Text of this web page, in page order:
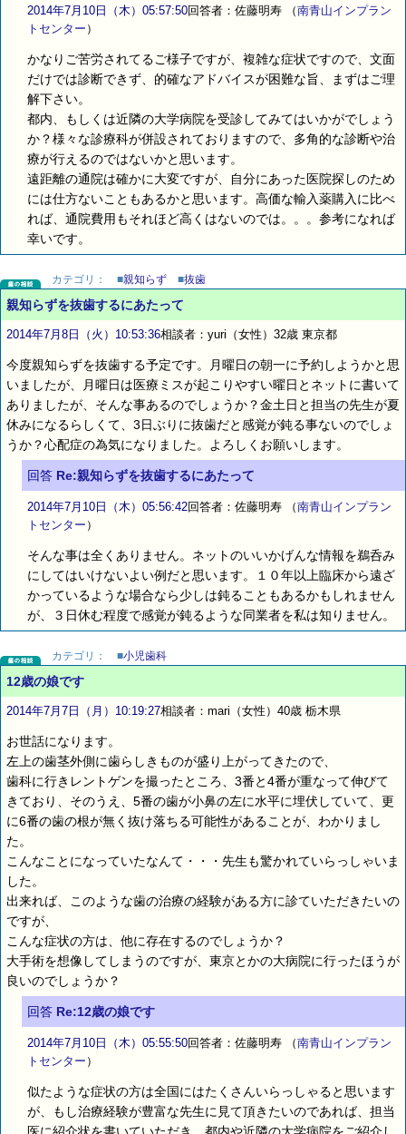
2014年7月10日（木）05:57:50回答者：佐藤明寿 （南青山インプラン
トセンター ）
かなりご苦労されてるご様子ですが、複雑な症状ですので、文面
だけでは診断できず、的確なアドバイスが困難な旨、まずはご理
解下さい。
都内、もしくは近隣の大学病院を受診してみてはいかがでしょう
か？様々な診療科が併設されておりますので、多角的な診断や治
療が行えるのではないかと思います。
遠距離の通院は確かに大変ですが、自分にあった医院探しのため
には仕方ないこともあるかと思います。高価な輸入薬購入に比べ
れば、通院費用もそれほど高くはないのでは。。。参考になれば
幸いです。
カテゴリ： ■親知らず ■抜歯
親知らずを抜歯するにあたって
2014年7月8日（火）10:53:36相談者：yuri（女性）32歳 東京都
今度親知らずを抜歯する予定です。月曜日の朝一に予約しようかと思
いましたが、月曜日は医療ミスが起こりやすい曜日とネットに書いて
ありましたが、そんな事あるのでしょうか？金土日と担当の先生が夏
休みになるらしくて、3日ぶりに抜歯だと感覚が鈍る事ないのでしょ
うか？心配症の為気になりました。よろしくお願いします。
回答 Re:親知らずを抜歯するにあたって
2014年7月10日（木）05:56:42回答者：佐藤明寿 （南青山インプラン
トセンター ）
そんな事は全くありません。ネットのいいかげんな情報を鵜呑み
にしてはいけないよい例だと思います。１０年以上臨床から遠ざ
かっているような場合なら少しは鈍ることもあるかもしれません
が、３日休む程度で感覚が鈍るような同業者を私は知りません。
カテゴリ： ■小児歯科
12歳の娘です
2014年7月7日（月）10:19:27相談者：mari（女性）40歳 栃木県
お世話になります。
左上の歯茎外側に歯らしきものが盛り上がってきたので、
歯科に行きレントゲンを撮ったところ、3番と4番が重なって伸びて
きており、そのうえ、5番の歯が小鼻の左に水平に埋伏していて、更
に6番の歯の根が無く抜け落ちる可能性があることが、わかりまし
た。
こんなことになっていたなんて・・・先生も驚かれていらっしゃいま
した。
出来れば、このような歯の治療の経験がある方に診ていただきたいの
ですが、
こんな症状の方は、他に存在するのでしょうか？
大手術を想像してしまうのですが、東京とかの大病院に行ったほうが
良いのでしょうか？
回答 Re:12歳の娘です
2014年7月10日（木）05:55:50回答者：佐藤明寿 （南青山インプラン
トセンター ）
似たような症状の方は全国にはたくさんいらっしゃると思います
が、もし治療経験が豊富な先生に見て頂きたいのであれば、担当